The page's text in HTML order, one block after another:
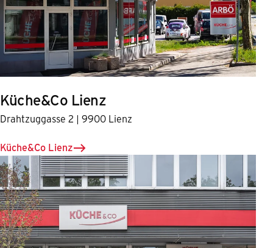
Küche&Co Lienz
Drahtzuggasse 2 | 9900 Lienz
Küche&Co Lienz